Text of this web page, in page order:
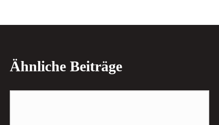
Ähnliche Beiträge